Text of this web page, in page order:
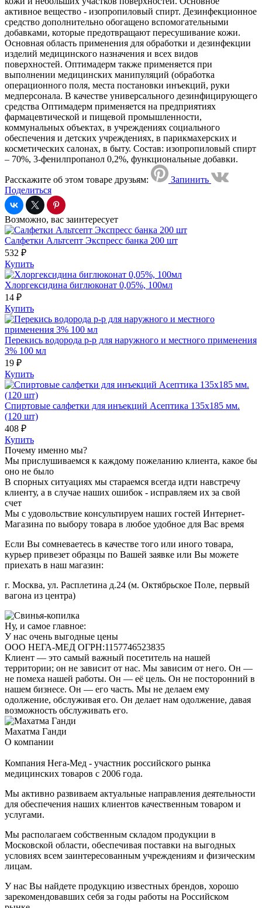
активное вещество - изопропиловый спирт. Дезинфекционное
средство дополнительно обогащено вспомогательными
добавками, которые предотвращают пересушивание кожи.
Основная область применения для обработки и дезинфекции
изделий медицинского назначения и всех видов
поверхностей. Оптимадерм также применяется при
выполнении медицинских манипуляций (обработка
операционного поля, места постановки инъекций, руки
медперсонала. В качестве универсального дезинфицирующего
средства Оптимадерм применяется на предприятиях
фармацевтической и пищевой промышленности,
коммунальных объектах, в учреждениях социального
обеспечения и детских учреждениях, в парикмахерских и
косметических салонах, в быту. Состав: изопропиловый спирт
– 70%, 3-фенилпропанол 0,2%, функциональные добавки.
Расскажите об этом товаре друзьям:
Запинить
Поделиться
Возможно, вас заинтересует
Салфетки Альтсепт Экспресс банка 200 шт
532 ₽
Купить
Хлоргексидина биглюконат 0,05%, 100мл
14 ₽
Купить
Перекись водорода р-р для наружного и местного применения
3% 100 мл
19 ₽
Купить
Спиртовые салфетки для инъекций Асептика 135x185 мм.
(120 шт)
408 ₽
Купить
Почему именно мы?
Мы прислушиваемся к каждому пожеланию клиента, какое бы
оно не было
В спорных ситуациях мы стараемся всегда идти навстречу
клиенту, а в случае наших ошибок - исправляем их за свой
счет
Мы с удовольствие консультируем наших гостей Интернет-
Магазина по выбору товара в любое удобное для Вас время
Если Вы сомневаетесь в качестве того или иного товара,
курьер привезет образцы по Вашей заявке или Вы можете
приехать в наш магазин:
г. Москва, ул. Расплетина д.24 (м. Октябрьское Поле, первый
вагона из центра)
Ну, и самое главное:
У нас очень выгодные цены
ООО НЕГА-МЕД ОГРН:1157746523835
Клиент — это самый важный посетитель на нашей
территории; он не зависит от нас. Мы зависим от него. Он —
не помеха нашей работы. Он — её цель. Он не посторонний в
нашем бизнесе. Он — его часть. Мы не делаем ему
одолжение, обслуживая его. Он делает нам одолжение, давая
возможность обслуживать его.
Махатма Ганди
О компании
Компания Нега-Мед - участник российского рынка
медицинских товаров с 2006 года.
Мы активно развиваем актуальные направления деятельности
для обеспечения наших клиентов качественным товаром и
услугами.
Мы располагаем собственным складом продукции в
Московской области, обеспечивая поставки на выгодных
условиях всем заинтересованным учреждениям и физическим
лицам.
У нас Вы найдете продукцию известных брендов, хорошо
зарекомендовавших себя за годы работы на Российском